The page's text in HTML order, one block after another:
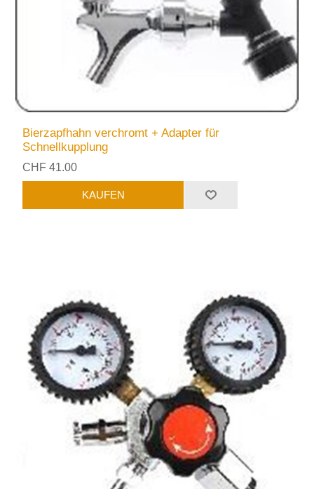
Bierzapfhahn verchromt + Adapter für
Schnellkupplung
CHF 41.00